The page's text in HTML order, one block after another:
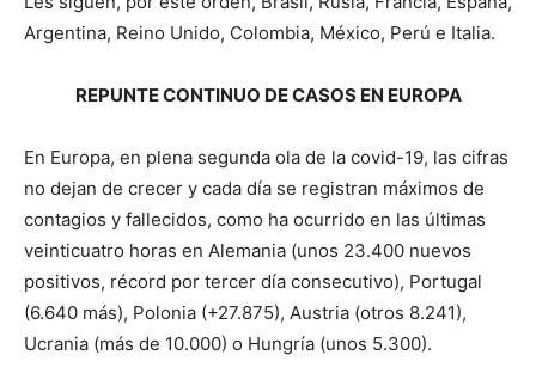
Argentina, Reino Unido, Colombia, México, Perú e Italia.
REPUNTE CONTINUO DE CASOS EN EUROPA
En Europa, en plena segunda ola de la covid-19, las cifras
no dejan de crecer y cada día se registran máximos de
contagios y fallecidos, como ha ocurrido en las últimas
veinticuatro horas en Alemania (unos 23.400 nuevos
positivos, récord por tercer día consecutivo), Portugal
(6.640 más), Polonia (+27.875), Austria (otros 8.241),
Ucrania (más de 10.000) o Hungría (unos 5.300).